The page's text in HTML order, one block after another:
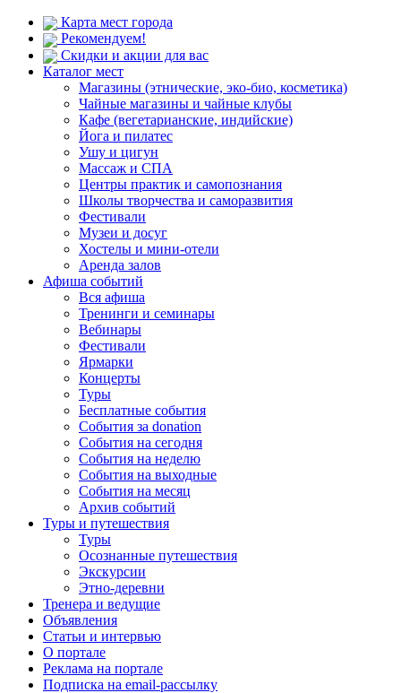
Карта мест города
Рекомендуем!
Скидки и акции для вас
Каталог мест
Магазины (этнические, эко-био, косметика)
Чайные магазины и чайные клубы
Кафе (вегетарианские, индийские)
Йога и пилатес
Ушу и цигун
Массаж и СПА
Центры практик и самопознания
Школы творчества и саморазвития
Фестивали
Музеи и досуг
Хостелы и мини-отели
Аренда залов
Афиша событий
Вся афиша
Тренинги и семинары
Вебинары
Фестивали
Ярмарки
Концерты
Туры
Бесплатные события
События за donation
События на сегодня
События на неделю
События на выходные
События на месяц
Архив событий
Туры и путешествия
Туры
Осознанные путешествия
Экскурсии
Этно-деревни
Тренера и ведущие
Объявления
Статьи и интервью
О портале
Реклама на портале
Подписка на email-рассылку